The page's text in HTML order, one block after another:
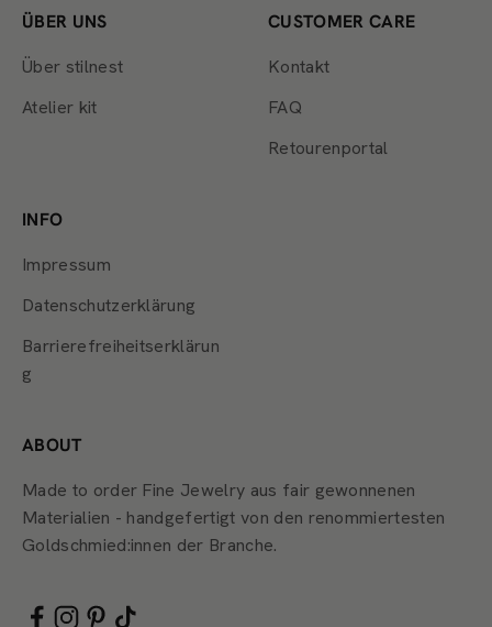
ÜBER UNS
Über stilnest
Atelier kit
CUSTOMER CARE
Kontakt
FAQ
Retourenportal
INFO
Impressum
Datenschutzerklärung
Barrierefreiheitserklärun
g
ABOUT
Made to order Fine Jewelry aus fair gewonnenen
Materialien - handgefertigt von den renommiertesten
Goldschmied:innen der Branche.